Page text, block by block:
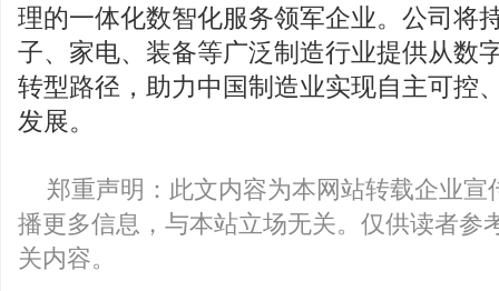
理的一体化数智化服务领军企业。公司将
子、家电、装备等广泛制造行业提供从数
转型路径，助力中国制造业实现自主可控
发展。
郑重声明：此文内容为本网站转载企业宣
播更多信息，与本站立场无关。仅供读者参
关内容。